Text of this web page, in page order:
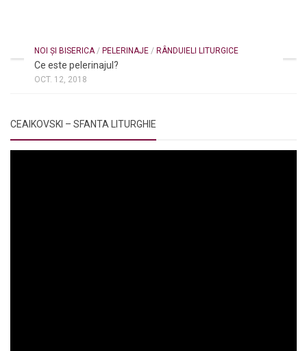
NOI ȘI BISERICA/ PELERINAJE / RÂNDUIELI LITURGICE
Ce este pelerinajul?
OCT. 12, 2018
CEAIKOVSKI – SFANTA LITURGHIE